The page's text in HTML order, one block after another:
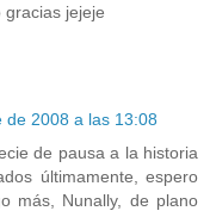
jejeje
de 2008 a las 13:08
de pausa a la historia
últimamente, espero
más, Nunally, de plano